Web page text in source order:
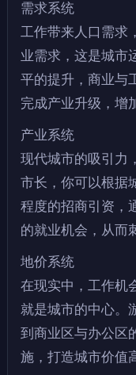
需求系统
工作带来人口需求
业需求，这是城市
平的提升，商业与
完成产业升级，增
产业系统
现代城市的吸引力
市长，你可以根据
程度的招商引资，
的就业机会，从而
地价系统
在现实中，工作机
就是城市的中心。
到商业区与办公区
施，打造城市价值